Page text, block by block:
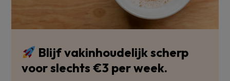
Blijf vakinhoudelijk scherp
voor slechts €3 per week.